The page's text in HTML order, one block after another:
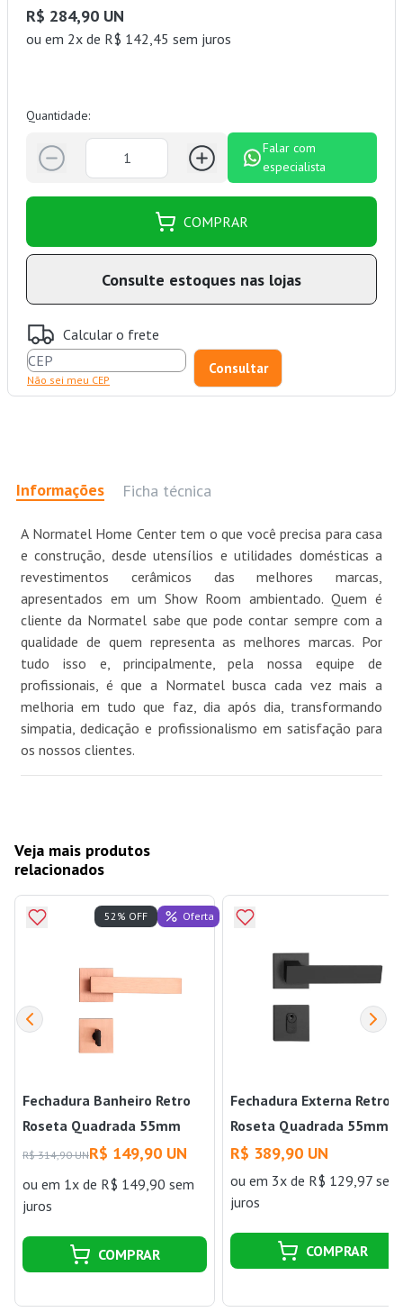
R$ 284,90 UN
ou em 2x de R$ 142,45 sem juros
Quantidade:
Falar com
especialista
COMPRAR
Consulte estoques nas lojas
Calcular o frete
Não sei meu CEP
Informações Ficha técnica
A Normatel Home Center tem o que você precisa para casa
e construção, desde utensílios e utilidades domésticas a
revestimentos cerâmicos das melhores marcas,
apresentados em um Show Room ambientado. Quem é
cliente da Normatel sabe que pode contar sempre com a
qualidade de quem representa as melhores marcas. Por
tudo isso e, principalmente, pela nossa equipe de
profissionais, é que a Normatel busca cada vez mais a
melhoria em tudo que faz, dia após dia, transformando
simpatia, dedicação e profissionalismo em satisfação para
os nossos clientes.
Veja mais produtos
relacionados
Fechadura Banheiro Retro
Roseta Quadrada 55mm
Rose Pado
R$ 314,90 UNR$ 149,90 UN
ou em 1x de R$ 149,90 sem
juros
52% OFF Oferta
COMPRAR
Fechadura Externa Retro
Roseta Quadrada 55mm
Preto Pado
R$ 389,90 UN
ouem 3x de R$ 129,97 sem
juros
COMPRAR